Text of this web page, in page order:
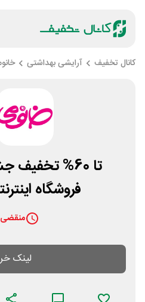
کانال تخفیف آرایشی بهداشتی
تا 60%
فروشگاه
لینک